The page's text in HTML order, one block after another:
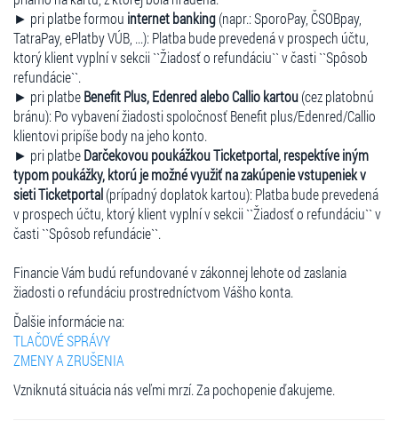
► pri platbe formou internet banking(napr.: SporoPay, ČSOBpay,
TatraPay, ePlatby VÚB, ...): Platba bude prevedená v prospech účtu,
ktorý klient vyplní v sekcii ``Žiadosť o refundáciu`` v časti ``Spôsob
refundácie``.
► pri platbeBenefit Plus, Edenred alebo Callio kartou(cez platobnú
bránu): Po vybavení žiadosti spoločnosť Benefit plus/Edenred/Callio
klientovi pripíše body na jeho konto.
► pri platbeDarčekovou poukážkou Ticketportal, respektíve iným
typom poukážky, ktorú je možné využiť na zakúpenie vstupeniek v
sieti Ticketportal(prípadný doplatok kartou): Platba bude prevedená
v prospech účtu, ktorý klient vyplní v sekcii ``Žiadosť o refundáciu`` v
časti ``Spôsob refundácie``.
Financie Vám budú refundované v zákonnej lehote od zaslania
žiadosti o refundáciu prostredníctvom Vášho konta.
Ďalšie informácie na:
TLAČOVÉ SPRÁVY
ZMENY A ZRUŠENIA
Vzniknutá situácia nás veľmi mrzí. Za pochopenie ďakujeme.